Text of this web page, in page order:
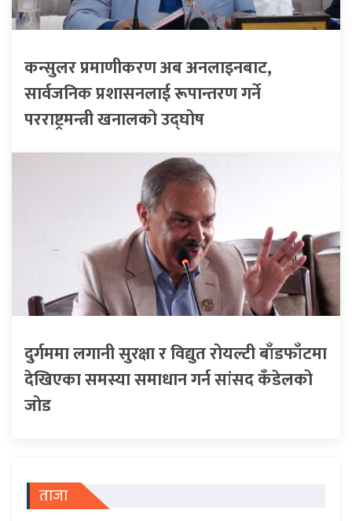
कन्सुलर प्रमाणीकरण अब अनलाइनबाट,
सार्वजनिक प्रशासनलाई रूपान्तरण गर्ने
परराष्ट्रमन्त्री खनालको उद्घोष
दुर्गममा लगानी सुरक्षा र विद्युत रोयल्टी बाँडफाँटमा
देखिएका समस्या समाधान गर्न सांसद कँडेलको
जोड
ताजा